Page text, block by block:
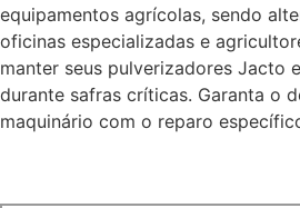
equipamentos agrícolas, sendo
oficinas especializadas e
manter seus pulverizadores Jacto
durante safras críticas. Garanta o
maquinário com o reparo